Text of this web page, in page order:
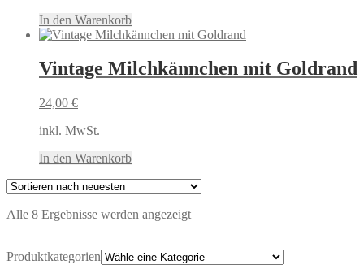
In den Warenkorb
Vintage Milchkännchen mit Goldrand
24,00 €
inkl. MwSt.
In den Warenkorb
Alle 8 Ergebnisse werden angezeigtNach
Produktkategorien